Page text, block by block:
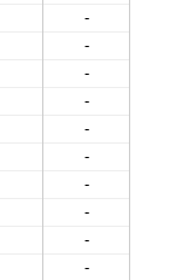
-
-
-
-
-
-
-
-
-
-